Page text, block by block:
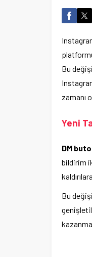
Bu
zamanı
Yeni
DM
bildirim
Bu